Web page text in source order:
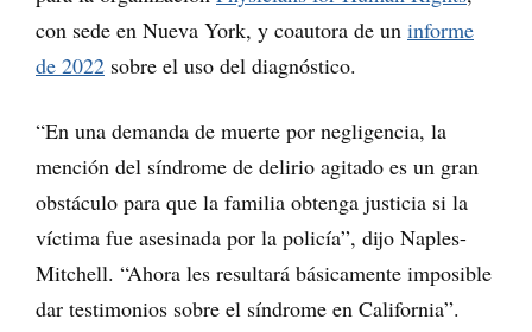
con sede en Nueva York, y coautora de un informe
de 2022 sobre el uso del diagnóstico.
“En una demanda de muerte por negligencia, la
mención del síndrome de delirio agitado es un gran
obstáculo para que la familia obtenga justicia si la
víctima fue asesinada por la policía”, dijo Naples-
Mitchell. “Ahora les resultará básicamente imposible
dar testimonios sobre el síndrome en California”.